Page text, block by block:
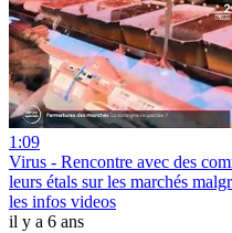
1:09
Virus - Rencontre avec des
leurs étals sur les marchés
les infos videos
il y a 6 ans